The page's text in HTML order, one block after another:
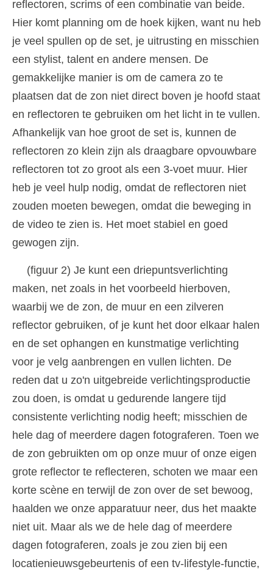
reflectoren, scrims of een combinatie van beide.
Hier komt planning om de hoek kijken, want nu heb
je veel spullen op de set, je uitrusting en misschien
een stylist, talent en andere mensen. De
gemakkelijke manier is om de camera zo te
plaatsen dat de zon niet direct boven je hoofd staat
en reflectoren te gebruiken om het licht in te vullen.
Afhankelijk van hoe groot de set is, kunnen de
reflectoren zo klein zijn als draagbare opvouwbare
reflectoren tot zo groot als een 3-voet muur. Hier
heb je veel hulp nodig, omdat de reflectoren niet
zouden moeten bewegen, omdat die beweging in
de video te zien is. Het moet stabiel en goed
gewogen zijn.
(figuur 2) Je kunt een driepuntsverlichting
maken, net zoals in het voorbeeld hierboven,
waarbij we de zon, de muur en een zilveren
reflector gebruiken, of je kunt het door elkaar halen
en de set ophangen en kunstmatige verlichting
voor je velg aanbrengen en vullen lichten. De
reden dat u zo'n uitgebreide verlichtingsproductie
zou doen, is omdat u gedurende langere tijd
consistente verlichting nodig heeft; misschien de
hele dag of meerdere dagen fotograferen. Toen we
de zon gebruikten om op onze muur of onze eigen
grote reflector te reflecteren, schoten we maar een
korte scène en terwijl de zon over de set bewoog,
haalden we onze apparatuur neer, dus het maakte
niet uit. Maar als we de hele dag of meerdere
dagen fotograferen, zoals je zou zien bij een
locatienieuwsgebeurtenis of een tv-lifestyle-functie,